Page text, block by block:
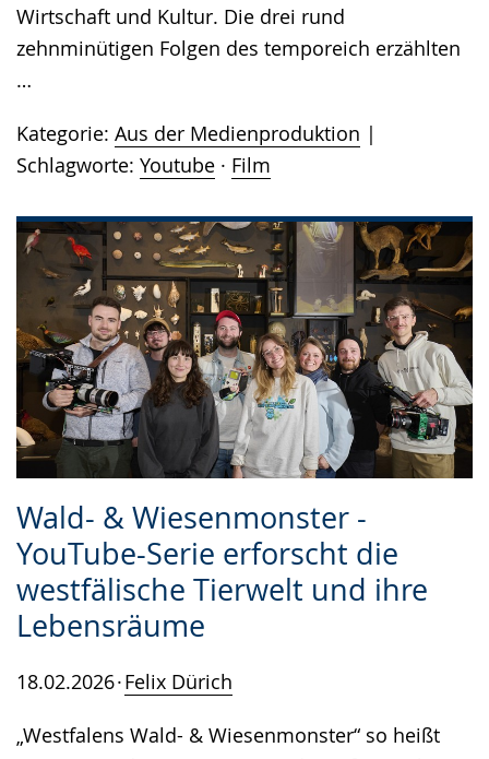
Wirtschaft und Kultur. Die drei rund
zehnminütigen Folgen des temporeich erzählten
…
Kategorie: Aus der Medienproduktion
Schlagworte: Youtube · Film
Wald- & Wiesenmonster -
YouTube-Serie erforscht die
westfälische Tierwelt und ihre
Lebensräume
18.02.2026 Felix Dürich
„Westfalens Wald- & Wiesenmonster“ so heißt